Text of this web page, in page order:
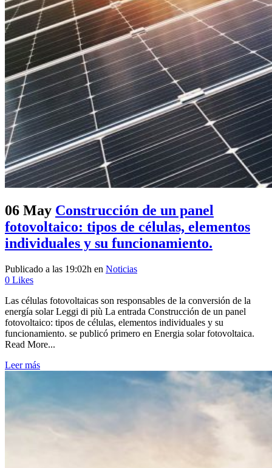
06 May Construcción de un panel
fotovoltaico: tipos de células, elementos
individuales y su funcionamiento.
Publicado a las 19:02h en Noticias
0 Likes
Las células fotovoltaicas son responsables de la conversión de la
energía solar Leggi di più La entrada Construcción de un panel
fotovoltaico: tipos de células, elementos individuales y su
funcionamiento. se publicó primero en Energia solar fotovoltaica.
Read More...
Leer más